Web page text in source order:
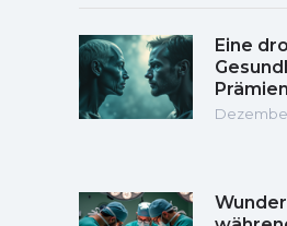
Eine